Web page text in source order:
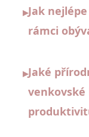
▸Jak
rámci
▸Jaké
venkovské